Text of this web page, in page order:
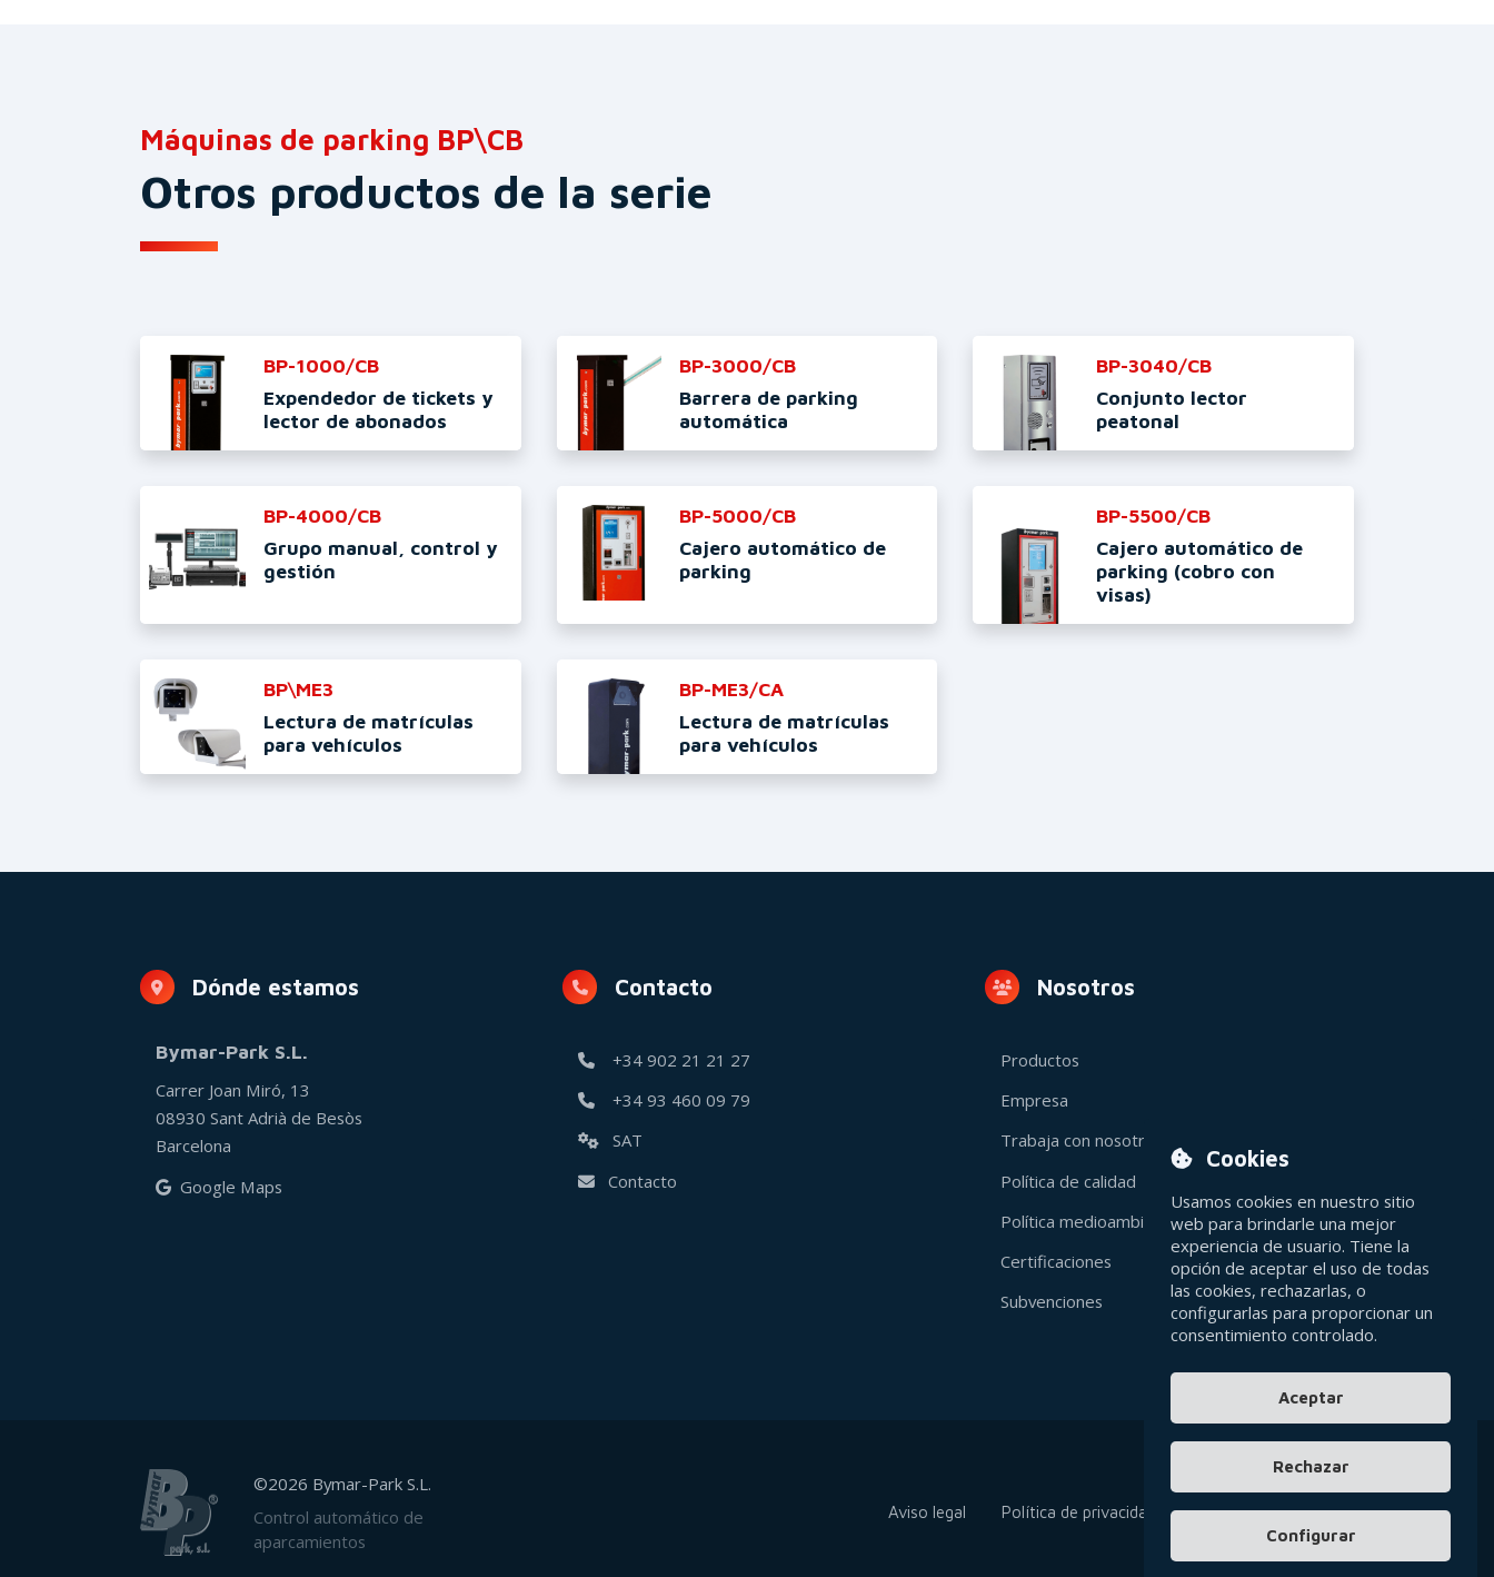
Máquinas de parking BP\CB
Otros productos de la serie
BP-1000/CB
Expendedor de tickets y
lector de abonados
BP-3000/CB
Barrera de parking
automática
BP-3040/CB
Conjunto lector
peatonal
BP-4000/CB
Grupo manual, control y
gestión
BP-5000/CB
Cajero automático de
parking
BP-5500/CB
Cajero automático de
parking (cobro con
visas)
BP\ME3
Lectura de matrículas
para vehículos
BP-ME3/CA
Lectura de matrículas
para vehículos
Dónde estamos
Bymar-Park S.L.
Carrer Joan Miró, 13
08930 Sant Adrià de Besòs
Barcelona
Google Maps
Contacto
+34 902 21 21 27
+34 93 460 09 79
SAT
Contacto
Nosotros
Productos
Empresa
Trabaja con nosotros
Política de calidad
Política medioambiental
Certificaciones
Subvenciones
Aviso legal Política de privacidad Cookies Contacto
©2026 Bymar-Park S.L.
Control automático de
aparcamientos
Cookies
Usamos cookies en nuestro sitio
web para brindarle una mejor
experiencia de usuario. Tiene la
opción de aceptar el uso de todas
las cookies, rechazarlas, o
configurarlas para proporcionar un
consentimiento controlado.
Configurar
Rechazar
Aceptar